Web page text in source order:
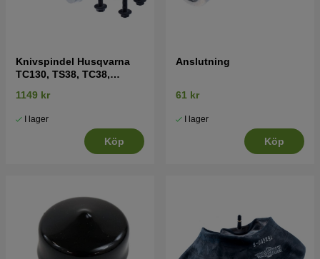
Knivspindel Husqvarna
TC130, TS38, TC38,
1149 kr
I lager
Köp
Anslutning
61 kr
I lager
Köp